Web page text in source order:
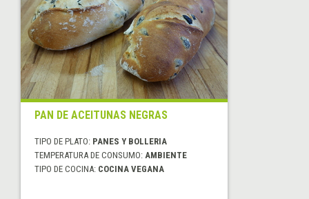
PAN DE ACEITUNAS NEGRAS
TIPO DE PLATO: PANES Y BOLLERIA
TEMPERATURA DE CONSUMO: AMBIENTE
TIPO DE COCINA: COCINA VEGANA